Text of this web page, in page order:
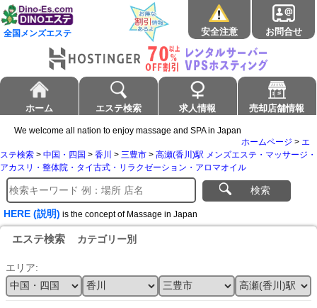
全国メンズエステ 安全注意 お問合せ
ホーム エステ検索 求人情報 売却店舗情報
We welcome all nation to enjoy massage and SPA in Japan
ホームページ > エ
ステ検索 > 中国・四国 > 香川 > 三豊市 > 高瀬(香川)駅 メンズエステ・マッサージ・
アカスリ・整体院・タイ古式・リラクゼーション・アロマオイル
検索
HERE (説明) is the concept of Massage in Japan
エステ検索 カテゴリー別
エリア: